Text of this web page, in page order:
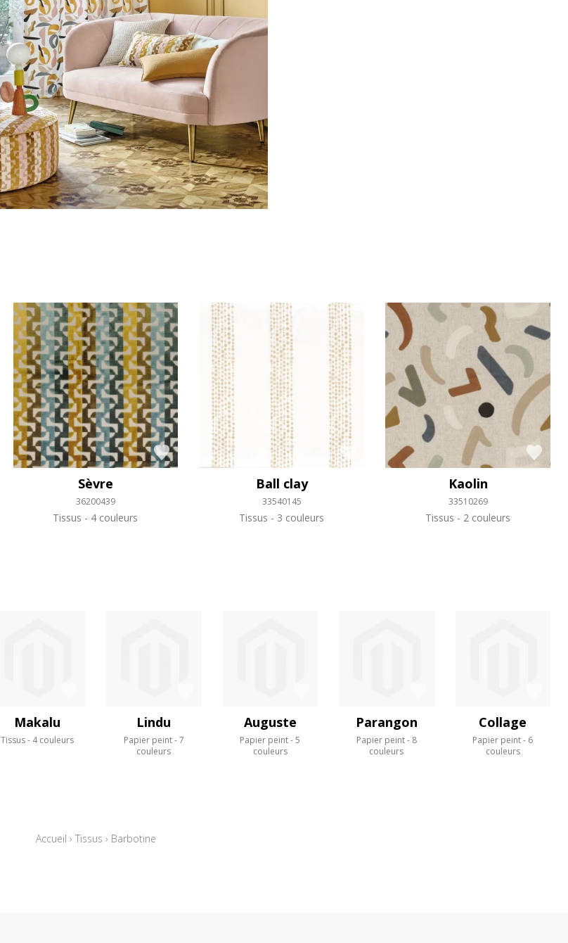
Sèvre
36200439
Tissus 4 couleurs
Ball clay
33540145
Tissus 3 couleurs
Kaolin
33510269
Tissus 2 couleurs
Makalu
Tissus 4 couleurs
Lindu
Papier peint
7
couleurs
Auguste
Papier peint
5
couleurs
Parangon
Papier peint
8
couleurs
Collage
Papier peint
6
couleurs
Accueil › Tissus › Barbotine